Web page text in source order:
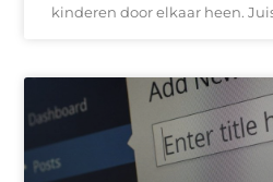
kinderen door elkaar heen.